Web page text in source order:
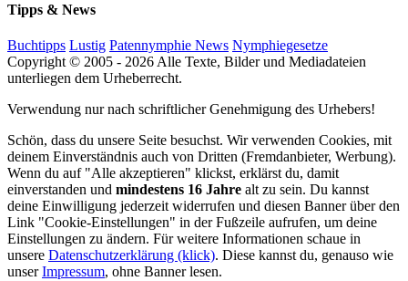
Tipps & News
Buchtipps Lustig Patennymphie News Nymphiegesetze
Copyright © 2005 - 2026 Alle Texte, Bilder und Mediadateien
unterliegen dem Urheberrecht.
Verwendung nur nach schriftlicher Genehmigung des Urhebers!
Schön, dass du unsere Seite besuchst. Wir verwenden Cookies, mit
deinem Einverständnis auch von Dritten (Fremdanbieter, Werbung).
Wenn du auf "Alle akzeptieren" klickst, erklärst du, damit
einverstanden und mindestens 16 Jahre alt zu sein. Du kannst
deine Einwilligung jederzeit widerrufen und diesen Banner über den
Link "Cookie-Einstellungen" in der Fußzeile aufrufen, um deine
Einstellungen zu ändern. Für weitere Informationen schaue in
unsere Datenschutzerklärung (klick). Diese kannst du, genauso wie
unserImpressum, ohne Banner lesen.